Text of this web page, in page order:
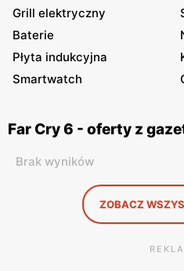
Grill elektryczny
Baterie
Płyta indukcyjna
Smartwatch
Far Cry 6 - oferty z
Brak wyników
ZOBACZ